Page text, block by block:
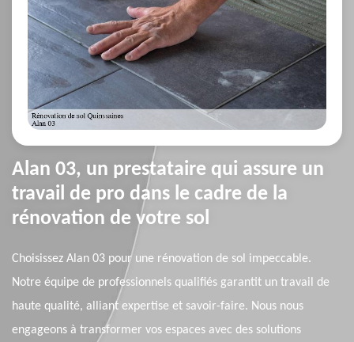
Alan 03, un prestataire qui assure un
travail de pro dans le cadre de la
rénovation de votre sol
Choisissez Alan 03 pour une rénovation de sol impeccable.
Notre équipe de professionnels qualifiés garantit un travail de
haute qualité, alliant expertise et savoir-faire. Nous nous
engageons à transformer vos espaces avec des solutions